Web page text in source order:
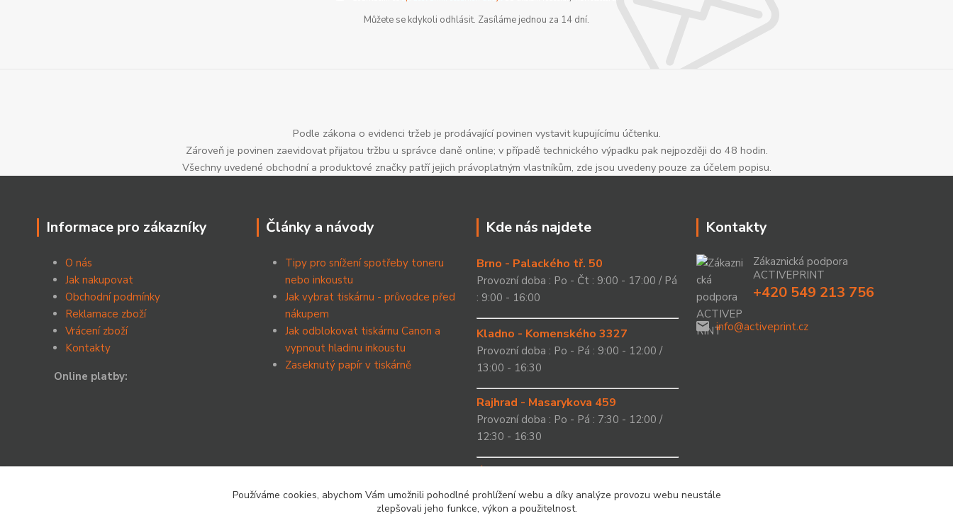
Můžete se kdykoli odhlásit. Zasíláme jednou za 14 dní.
Podle zákona o evidenci tržeb je prodávající povinen vystavit kupujícímu účtenku.
Zároveň je povinen zaevidovat přijatou tržbu u správce daně online; v případě technického výpadku pak nejpozději do 48 hodin.
Všechny uvedené obchodní a produktové značky patří jejich právoplatným vlastníkům, zde jsou uvedeny pouze za účelem popisu.
Informace pro zákazníky
O nás
Jak nakupovat
Obchodní podmínky
Reklamace zboží
Vrácení zboží
Kontakty
Online platby:
Články a návody
Tipy pro snížení spotřeby toneru
nebo inkoustu
Jak vybrat tiskárnu - průvodce před
nákupem
Jak odblokovat tiskárnu Canon a
vypnout hladinu inkoustu
Zaseknutý papír v tiskárně
Kde nás najdete
Brno - Palackého tř. 50
Provozní doba : Po - Čt : 9:00 - 17:00 / Pá
: 9:00 - 16:00
Kladno - Komenského 3327
Provozní doba : Po - Pá : 9:00 - 12:00 /
13:00 - 16:30
Rajhrad - Masarykova 459
Provozní doba : Po - Pá : 7:30 - 12:00 /
12:30 - 16:30
Ústí nad Labem - Masarykova 43
Provozní doba : Po - Čt : 10:00 - 15.00 ;
Pá : dle dohody
Kontakty
Zákaznická podpora
ACTIVEPRINT
+420 549 213 756
info@activeprint.cz
Používáme cookies, abychom Vám umožnili pohodlné prohlížení webu a díky analýze provozu webu neustále
zlepšovali jeho funkce, výkon a použitelnost.